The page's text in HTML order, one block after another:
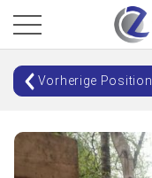
Vorherige Position